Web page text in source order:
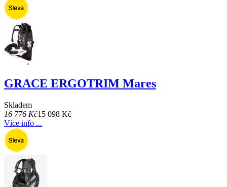
GRACE ERGOTRIM Mares
Skladem
16 776 Kč15 098 Kč
Více info ...